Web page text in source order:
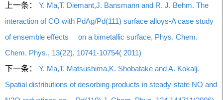
上一条：
Y. Ma,T. Diemant,J. Bansmann and R. J. Behm. The
interaction of CO with PdAg/Pd(111) surface alloys-A case study
of ensemble effects on a bimetallic surface, Phys. Chem.
Chem. Phys., 13(22), 10741-10754( 2011)
下一条：
Y. Ma,T. Matsushima,K. Shobatake and A. Kokalj.
Spatial distributions of desorbing products in steady-state NO and